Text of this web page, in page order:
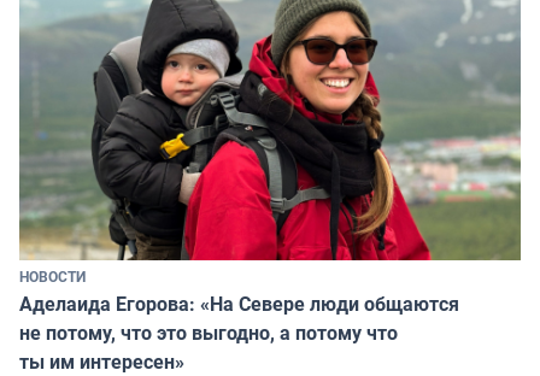
НОВОСТИ
Аделаида Егорова: «На Севере люди общаются
не потому, что это выгодно, а потому что
ты им интересен»